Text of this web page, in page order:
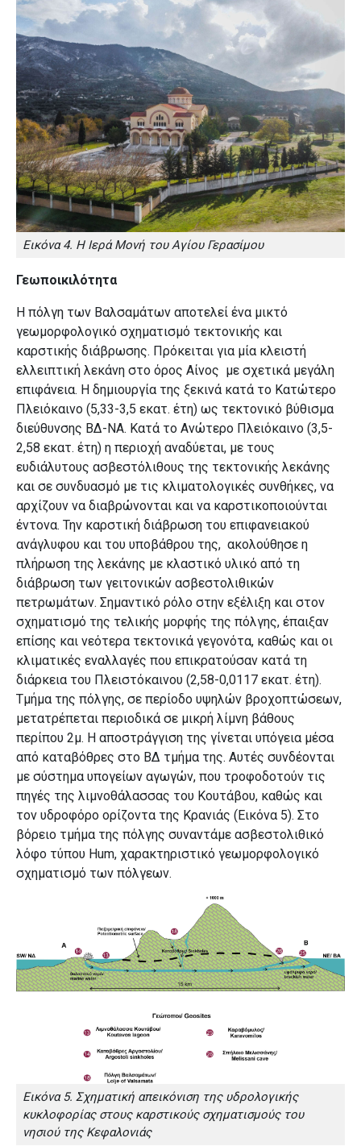
Εικόνα 4. Η Ιερά Μονή του Αγίου Γερασίμου
Γεωποικιλότητα
Η πόλγη των Βαλσαμάτων αποτελεί ένα μικτό
γεωμορφολογικό σχηματισμό τεκτονικής και
καρστικής διάβρωσης. Πρόκειται για μία κλειστή
ελλειπτική λεκάνη στο όρος Αίνος με σχετικά μεγάλη
επιφάνεια. Η δημιουργία της ξεκινά κατά το Κατώτερο
Πλειόκαινο (5,33-3,5 εκατ. έτη) ως τεκτονικό βύθισμα
διεύθυνσης ΒΔ-ΝΑ. Κατά το Ανώτερο Πλειόκαινο (3,5-
2,58 εκατ. έτη) η περιοχή αναδύεται, με τους
ευδιάλυτους ασβεστόλιθους της τεκτονικής λεκάνης
και σε συνδυασμό με τις κλιματολογικές συνθήκες, να
αρχίζουν να διαβρώνονται και να καρστικοποιούνται
έντονα. Την καρστική διάβρωση του επιφανειακού
ανάγλυφου και του υποβάθρου της, ακολούθησε η
πλήρωση της λεκάνης με κλαστικό υλικό από τη
διάβρωση των γειτονικών ασβεστολιθικών
πετρωμάτων. Σημαντικό ρόλο στην εξέλιξη και στον
σχηματισμό της τελικής μορφής της πόλγης, έπαιξαν
επίσης και νεότερα τεκτονικά γεγονότα, καθώς και οι
κλιματικές εναλλαγές που επικρατούσαν κατά τη
διάρκεια του Πλειστόκαινου (2,58-0,0117 εκατ. έτη).
Τμήμα της πόλγης, σε περίοδο υψηλών βροχοπτώσεων,
μετατρέπεται περιοδικά σε μικρή λίμνη βάθους
περίπου 2μ. Η αποστράγγιση της γίνεται υπόγεια μέσα
από καταβόθρες στο ΒΔ τμήμα της. Αυτές συνδέονται
με σύστημα υπογείων αγωγών, που τροφοδοτούν τις
πηγές της λιμνοθάλασσας του Κουτάβου, καθώς και
τον υδροφόρο ορίζοντα της Κρανιάς (Εικόνα 5). Στο
βόρειο τμήμα της πόλγης συναντάμε ασβεστολιθικό
λόφο τύπου Hum, χαρακτηριστικό γεωμορφολογικό
σχηματισμό των πόλγεων.
Εικόνα 5. Σχηματική απεικόνιση της υδρολογικής
κυκλοφορίας στους καρστικούς σχηματισμούς του
νησιού της Κεφαλονιάς